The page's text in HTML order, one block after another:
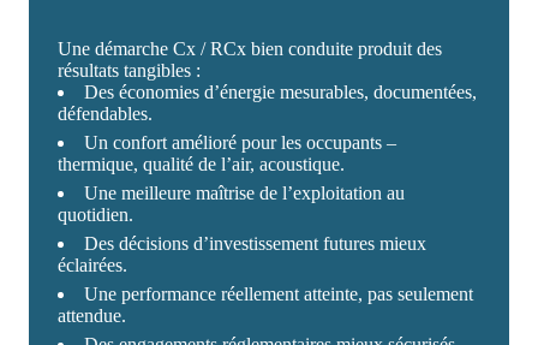
Une démarche Cx / RCx bien conduite produit des
résultats tangibles :
Des économies d’énergie mesurables, documentées,
défendables.
Un confort amélioré pour les occupants –
thermique, qualité de l’air, acoustique.
Une meilleure maîtrise de l’exploitation au
quotidien.
Des décisions d’investissement futures mieux
éclairées.
Une performance réellement atteinte, pas seulement
attendue.